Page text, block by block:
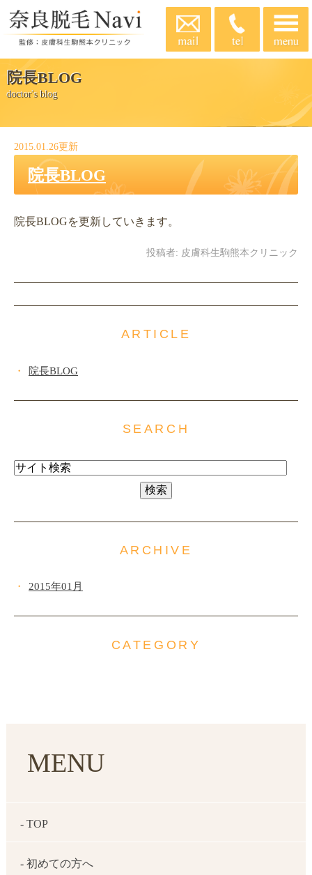
院長BLOG
doctor's blog
2015.01.26更新
院長BLOG
院長BLOGを更新していきます。
投稿者: 皮膚科生駒熊本クリニック
ARTICLE
院長BLOG
SEARCH
ARCHIVE
2015年01月
CATEGORY
MENU
- TOP
- 初めての方へ